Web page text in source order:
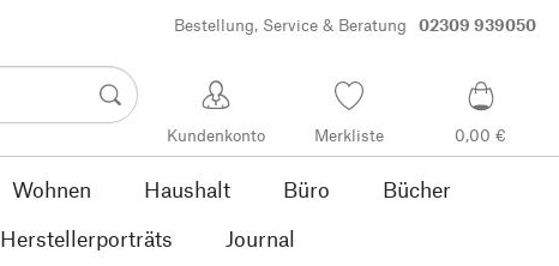
Bestellung, Service & Beratung 02309 939050
Kundenkonto Merkliste 0,00 €
Wohnen Haushalt Büro
Bücher
Herstellerporträts Journal